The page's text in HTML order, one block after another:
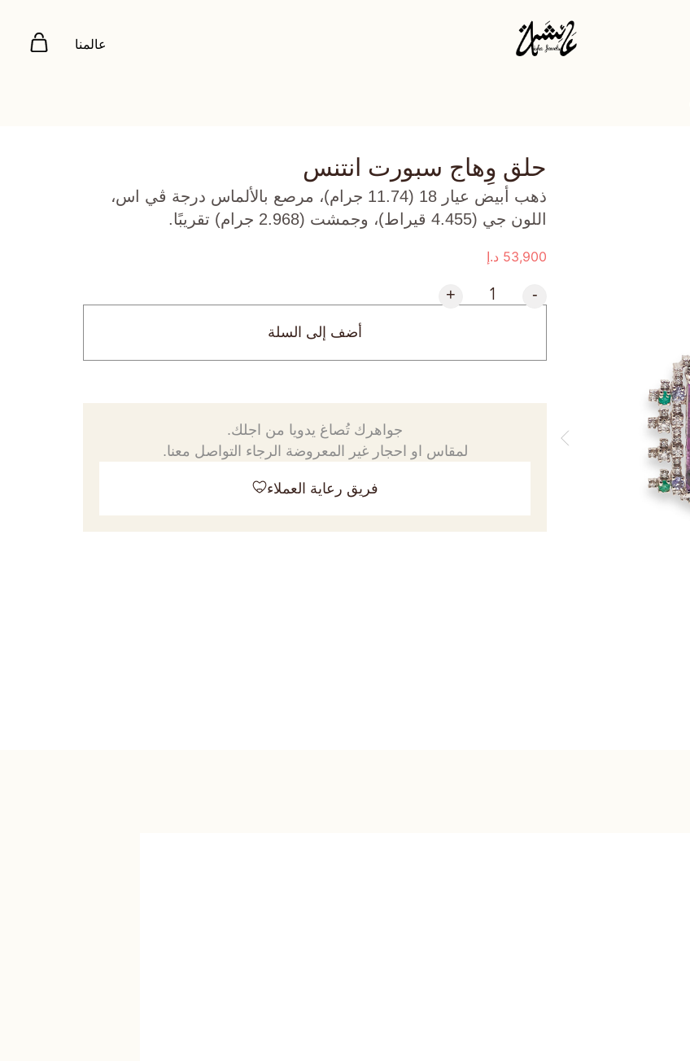
عالمنا
حلق وِهاج سبورت انتنس
ذهب أبيض عيار 18 (11.74 جرام)، مرصع بالألماس درجة ڤي اس،
اللون جي (4.455 قيراط)، وجمشت (2.968 جرام) تقريبًا.
53,900 د.إ
-
+
أضف إلى السلة
جواهرك تُصاغ يدويا من اجلك.
لمقاس او احجار غير المعروضة الرجاء التواصل معنا.
فريق رعاية العملاء